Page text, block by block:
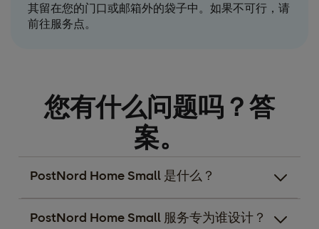
其留在您的门口或邮箱外的袋子中。如果不可行，请
前往服务点。
您有什么问题吗？答
案。
PostNord Home Small 是什么？
PostNord Home Small 服务专为谁设计？